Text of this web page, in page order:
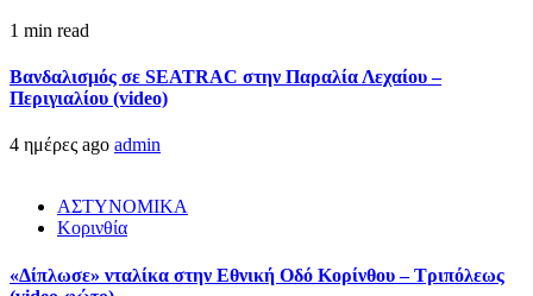
1 min read
Βανδαλισμός σε SEATRAC στην Παραλία Λεχαίου –
Περιγιαλίου (video)
4 ημέρες ago admin
ΑΣΤΥΝΟΜΙΚΑ
Κορινθία
«Δίπλωσε» νταλίκα στην Εθνική Oδό Κορίνθου – Τριπόλεως